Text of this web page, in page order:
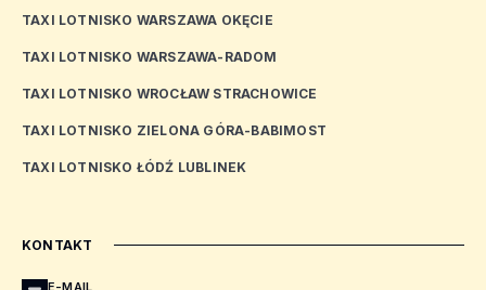
TAXI LOTNISKO WARSZAWA OKĘCIE
TAXI LOTNISKO WARSZAWA-RADOM
TAXI LOTNISKO WROCŁAW STRACHOWICE
TAXI LOTNISKO ZIELONA GÓRA-BABIMOST
TAXI LOTNISKO ŁÓDŹ LUBLINEK
KONTAKT
E-MAIL